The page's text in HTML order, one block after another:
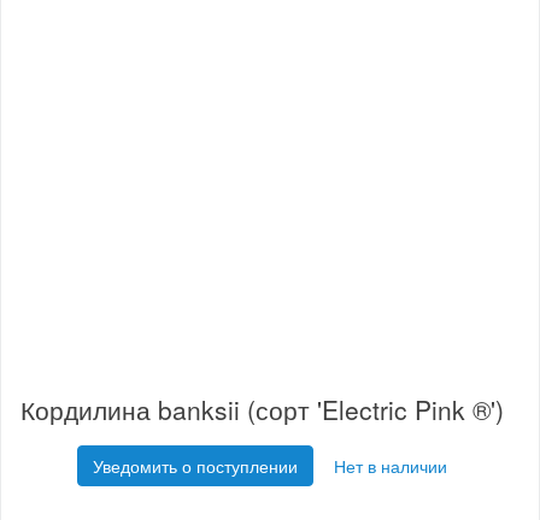
Кордилина banksii (сорт 'Electric Pink ®')
Уведомить о поступлении Нет в наличии